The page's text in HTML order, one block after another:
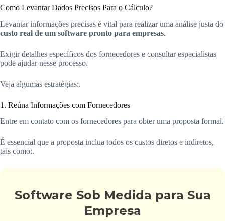
Como Levantar Dados Precisos Para o Cálculo?
Levantar informações precisas é vital para realizar uma análise justa do
custo real de um software pronto para empresas.
Exigir detalhes específicos dos fornecedores e consultar especialistas
pode ajudar nesse processo.
Veja algumas estratégias:.
1. Reúna Informações com Fornecedores
Entre em contato com os fornecedores para obter uma proposta formal.
É essencial que a proposta inclua todos os custos diretos e indiretos,
tais como:.
Software Sob Medida para Sua
Empresa